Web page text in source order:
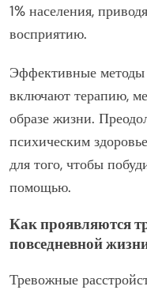
1% населения,
восприятию.
Эффективные методы
включают терапию,
образе жизни.
психическим
для того, чтобы
помощью.
Как проявляются
повседневной
Тревожные